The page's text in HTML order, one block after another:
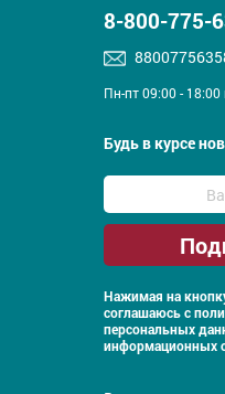
8-800-775-
Пн-пт 09:00 -
Будь в курсе
Нажимая на
соглашаюсь с
персональных
информационных